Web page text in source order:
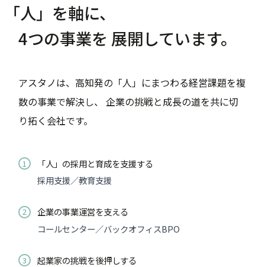
「人」を軸に、
4つの事業を 展開しています。
アスタノは、高知発の「人」にまつわる経営課題を複
数の事業で解決し、 企業の挑戦と成長の道を共に切
り拓く会社です。
1
「人」の採用と育成を支援する
採用支援／教育支援
2
企業の事業運営を支える
コールセンター／バックオフィスBPO
3
起業家の挑戦を後押しする